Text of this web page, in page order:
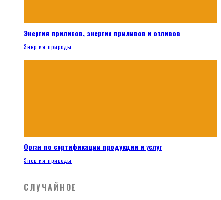
Энергия приливов, энергия приливов и отливов
Энергия природы
Орган по сертификации продукции и услуг
Энергия природы
СЛУЧАЙНОЕ